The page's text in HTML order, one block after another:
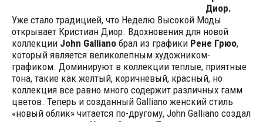
Диор.
Уже стало традицией, что Неделю Высокой Моды
открывает Кристиан Диор. Вдохновения для новой
коллекции John Gallianoбрал из графики Рене Грюо,
который является великолепным художником-
графиком. Доминируют в коллекции теплые, приятные
тона, такие как желтый, коричневый, красный, но
коллекция все равно много содержит различных гамм
цветов. Теперь и созданный Galliano женский стиль
«новый облик» читается по-другому, John Galliano создал